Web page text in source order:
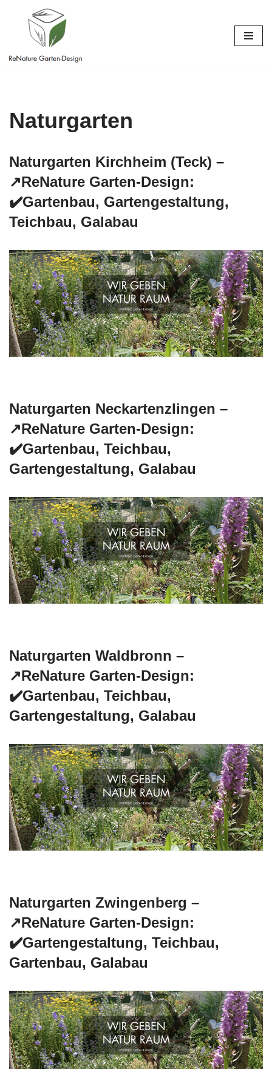
springen
Naturgarten
Naturgarten Kirchheim (Teck) –
↗️ReNature Garten-Design:
✔️Gartenbau, Gartengestaltung,
Teichbau, Galabau
Naturgarten Neckartenzlingen –
↗️ReNature Garten-Design:
✔️Gartenbau, Teichbau,
Gartengestaltung, Galabau
Naturgarten Waldbronn –
↗️ReNature Garten-Design:
✔️Gartenbau, Teichbau,
Gartengestaltung, Galabau
Naturgarten Zwingenberg –
↗️ReNature Garten-Design:
✔️Gartengestaltung, Teichbau,
Gartenbau, Galabau